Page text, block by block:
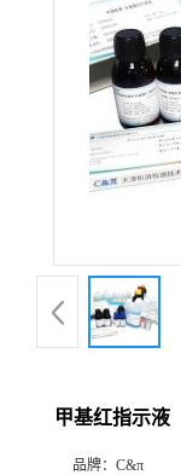
甲基红指示液
品牌： C&π